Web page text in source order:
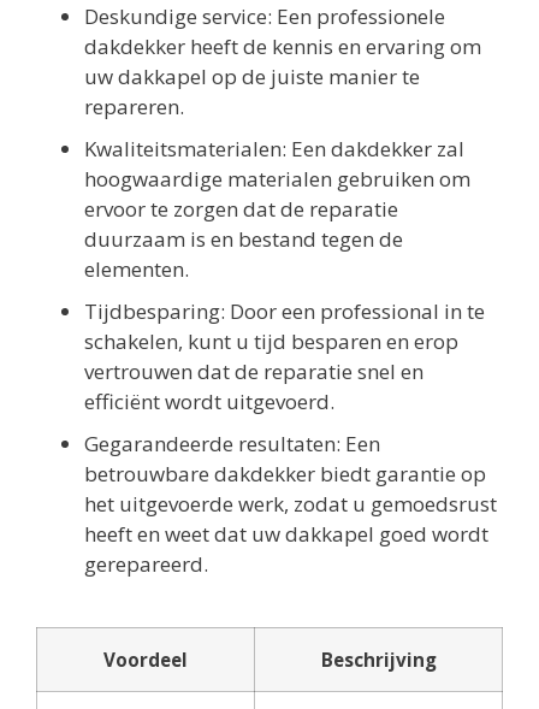
Deskundige service: Een professionele
dakdekker heeft de kennis en ervaring om
uw dakkapel op de juiste manier te
repareren.
Kwaliteitsmaterialen: Een dakdekker zal
hoogwaardige materialen gebruiken om
ervoor te zorgen dat de reparatie
duurzaam is en bestand tegen de
elementen.
Tijdbesparing: Door een professional in te
schakelen, kunt u tijd besparen en erop
vertrouwen dat de reparatie snel en
efficiënt wordt uitgevoerd.
Gegarandeerde resultaten: Een
betrouwbare dakdekker biedt garantie op
het uitgevoerde werk, zodat u gemoedsrust
heeft en weet dat uw dakkapel goed wordt
gerepareerd.
Voordeel Beschrijving